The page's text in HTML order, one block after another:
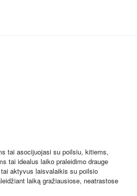
tai asocijuojasi su poilsiu, kitiems,
tai idealus laiko praleidimo drauge
aktyvus laisvalaikis su poilsio
laiką gražiausiose, neatrastose